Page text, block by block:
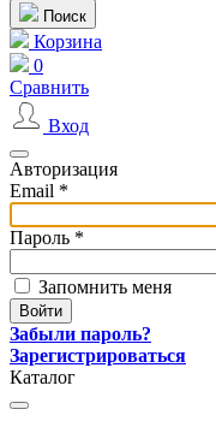
Поиск
Корзина
0
Сравнить
Вход
Авторизация
Email *
Пароль *
Запомнить меня
Забыли пароль?
Зарегистрироваться
Каталог